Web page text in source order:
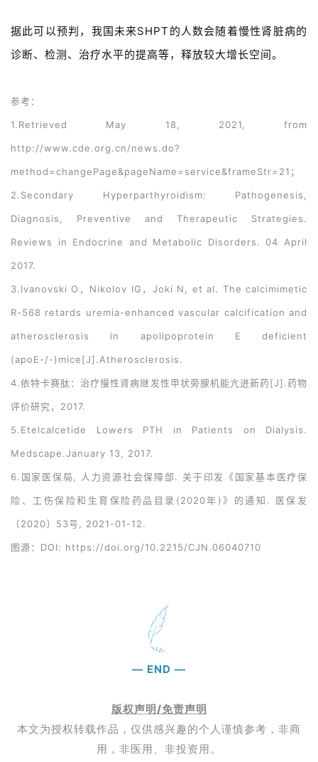
联
们
据此可以预判，我国未来SHPT的人数会随着慢性肾脏病的
诊断、检测、治疗水平的提高等，释放较大增长空间。
参考：
1.Retrieved May 18, 2021, from
http://www.cde.org.cn/news.do?
method=changePage&pageName=service&frameStr=21；
2.Secondary Hyperparthyroidism: Pathogenesis,
Diagnosis, Preventive and Therapeutic Strategies.
Reviews in Endocrine and Metabolic Disorders. 04 April
2017.
3.Ivanovski O，Nikolov IG，Joki N, et al. The calcimimetic
R-568 retards uremia-enhanced vascular calcification and
atherosclerosis in apolipoprotein E deficient
(apoE-/-)mice[J].Atherosclerosis.
4.依特卡赛肽：治疗慢性肾病继发性甲状旁腺机能亢进新药[J].药物
评价研究，2017.
5.Etelcalcetide Lowers PTH in Patients on Dialysis.
Medscape.January 13, 2017.
6.国家医保局, 人力资源社会保障部. 关于印发《国家基本医疗保
险、工伤保险和生育保险药品目录(2020年)》的通知. 医保发
〔2020〕53号, 2021-01-12.
图源：DOI: https://doi.org/10.2215/CJN.06040710
— END —
版权声明/免责声明
本文为授权转载作品，仅供感兴趣的个人谨慎参考，非商
用，非医用、非投资用。